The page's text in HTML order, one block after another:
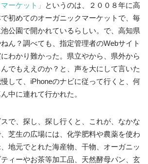
ーケット」
というのは、２００８年に高
初めてのオーガニックマーケットで、毎
公園で開かれているらしい。で、高知県
ん？調べても、指定管理者のWebサイト
わかり難かった。県立やから、県外から
でもええのか？と、声を大にして言いた
して、iPhoneのナビに従って行くと、何
中に連れて行かれた。
で、探し、探し行くと、これが、なかな
芝生の広場には、化学肥料や農薬を使わ
地元でとれた海産物、干物、オーガニッ
ィーやお茶等加工品、天然酵母パン、玄